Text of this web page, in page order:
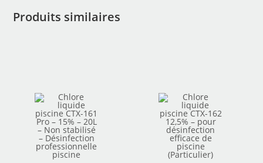
Produits similaires